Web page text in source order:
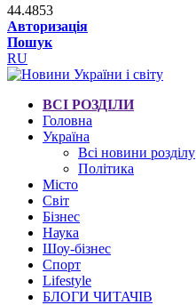
44.4853
Авторизація
Пошук
RU
ВСІ РОЗДІЛИ
Головна
Україна
Всі новини розділу
Політика
Місто
Світ
Бізнес
Наука
Шоу-бізнес
Спорт
Lifestyle
БЛОГИ ЧИТАЧІВ